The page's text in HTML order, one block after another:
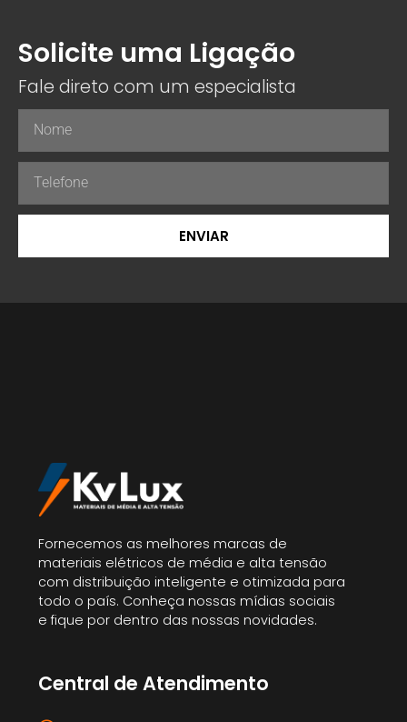
Solicite uma Ligação
Fale direto com um especialista
ENVIAR
Fornecemos as melhores marcas de
materiais elétricos de média e alta tensão
com distribuição inteligente e otimizada para
todo o país. Conheça nossas mídias sociais
e fique por dentro das nossas novidades.
Central de Atendimento